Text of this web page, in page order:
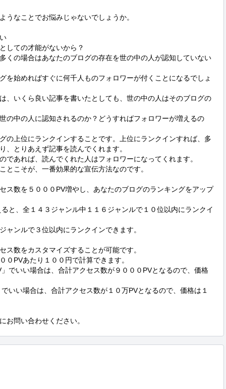
うなことでお悩みじゃないでしょうか。
しての才能がないから？
くの場合はあなたのブログの存在を世の中の人が認知していない
を始めればすぐに何千人ものフォロワーが付くことになるでしょ
、いくら良い記事を書いたとしても、世の中の人はそのブログの
の中の人に認知されるのか？どうすればフォロワーが増えるの
の上位にランクインすることです。上位にランクインすれば、多
、とりあえず記事を読んでくれます。
であれば、読んでくれた人はフォロワーになってくれます。
とこそが、一番効果的な宣伝方法なのです。
ス数を５０００PV増やし、あなたのブログのランキングをアップ
と、全１４３ジャンル中１１６ジャンルで１０位以内にランクイ
ャンルで３位以内にランクインできます。
ス数をカスタマイズすることが可能です。
０PVあたり１００円で計算できます。
でいい場合は、合計アクセス数が９０００PVとなるので、価格
いい場合は、合計アクセス数が１０万PVとなるので、価格は１
お問い合わせください。